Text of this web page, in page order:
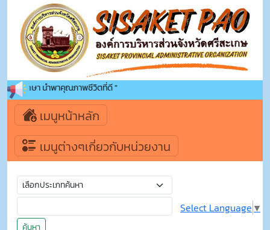
การศึกษา นำพาคุณภาพชีวิตที่ดี "
เมนูหน้าหลัก
เมนูต่างๆเกี่ยวกับหน่วยงาน
ค้นหา
Select Language ▼